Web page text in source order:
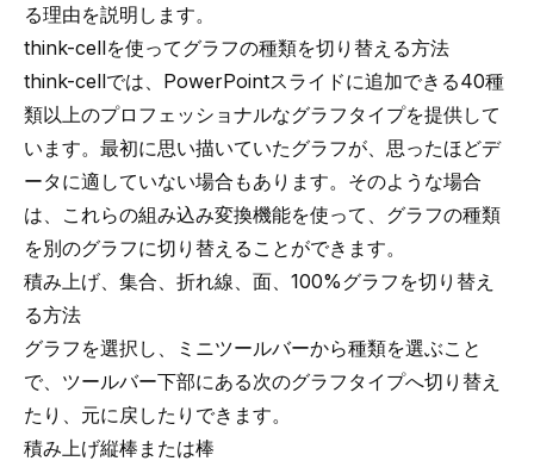
る理由を説明します。
think-cellを使ってグラフの種類を切り替える方法
think-cellでは、PowerPointスライドに追加できる40種
類以上のプロフェッショナルなグラフタイプを提供して
います。最初に思い描いていたグラフが、思ったほどデ
ータに適していない場合もあります。そのような場合
は、これらの組み込み変換機能を使って、グラフの種類
を別のグラフに切り替えることができます。
積み上げ、集合、折れ線、面、100%グラフを切り替え
る方法
グラフを選択し、ミニツールバーから種類を選ぶこと
で、ツールバー下部にある次のグラフタイプへ切り替え
たり、元に戻したりできます。
積み上げ縦棒または棒